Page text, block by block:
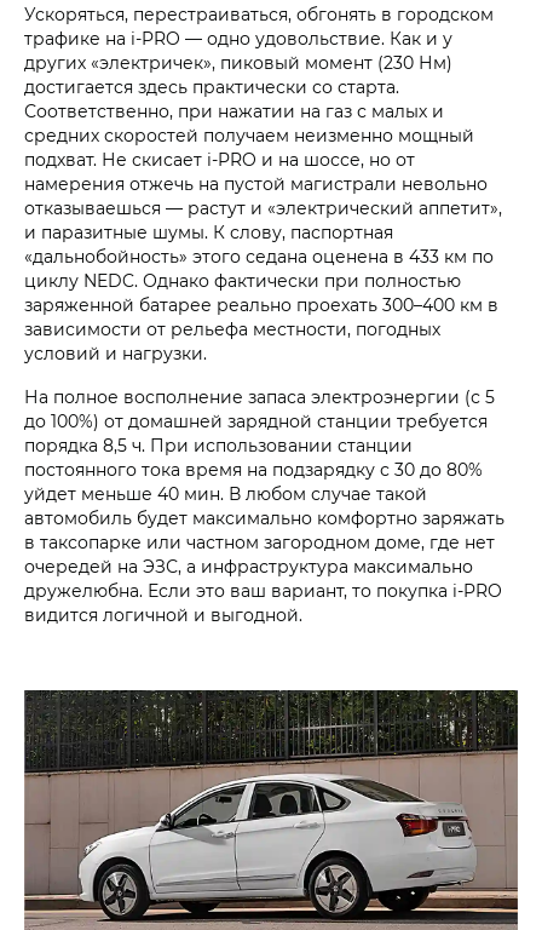
Ускоряться, перестраиваться, обгонять в городском
трафике на i‑PRO — одно удовольствие. Как и у
других «электричек», пиковый момент (230 Нм)
достигается здесь практически со старта.
Соответственно, при нажатии на газ с малых и
средних скоростей получаем неизменно мощный
подхват. Не скисает i‑PRO и на шоссе, но от
намерения отжечь на пустой магистрали невольно
отказываешься — растут и «электрический аппетит»,
и паразитные шумы. К слову, паспортная
«дальнобойность» этого седана оценена в 433 км по
циклу NEDC. Однако фактически при полностью
заряженной батарее реально проехать 300–400 км в
зависимости от рельефа местности, погодных
условий и нагрузки.
На полное восполнение запаса электроэнергии (с 5
до 100%) от домашней зарядной станции требуется
порядка 8,5 ч. При использовании станции
постоянного тока время на подзарядку с 30 до 80%
уйдет меньше 40 мин. В любом случае такой
автомобиль будет максимально комфортно заряжать
в таксопарке или частном загородном доме, где нет
очередей на ЭЗС, а инфраструктура максимально
дружелюбна. Если это ваш вариант, то покупка i‑PRO
видится логичной и выгодной.